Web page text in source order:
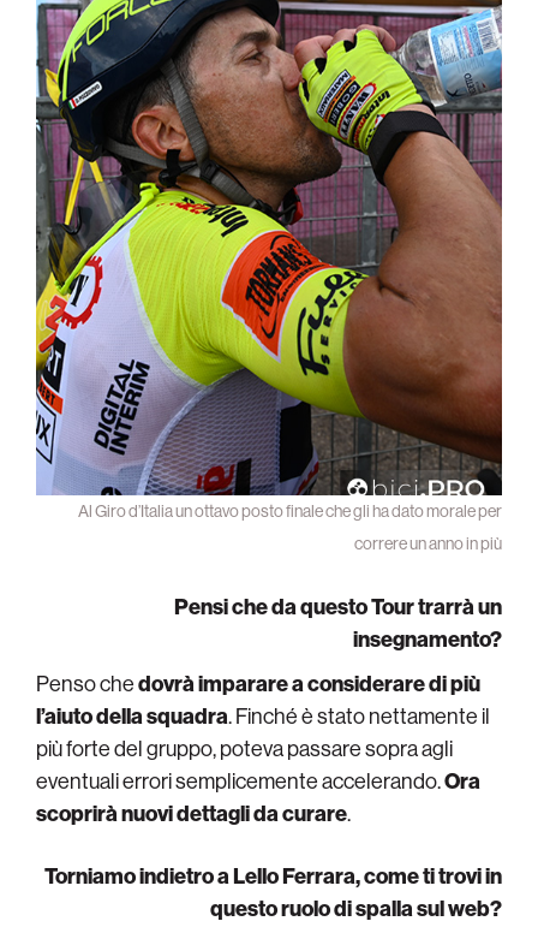
Al Giro d’Italia un ottavo posto finale che gli ha dato morale per
correre un anno in più
Pensi che da questo Tour trarrà un
insegnamento?
Penso chedovrà imparare a considerare di più
l’aiuto della squadra. Finché è stato nettamente il
più forte del gruppo, poteva passare sopra agli
eventuali errori semplicemente accelerando.Ora
scoprirà nuovi dettagli da curare.
Torniamo indietro a Lello Ferrara, come ti trovi in
questo ruolo di spalla sul web?